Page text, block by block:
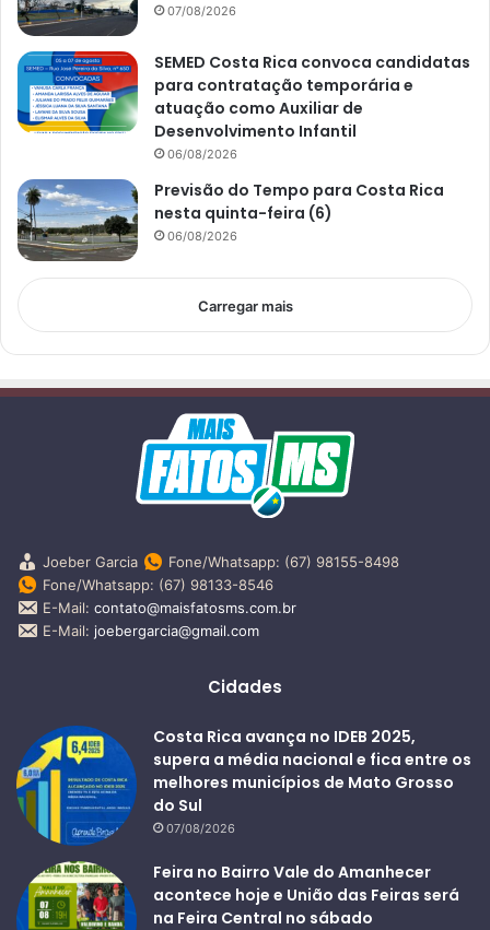
07/08/2026
SEMED Costa Rica convoca candidatas
para contratação temporária e
atuação como Auxiliar de
Desenvolvimento Infantil
06/08/2026
Previsão do Tempo para Costa Rica
nesta quinta-feira (6)
06/08/2026
Carregar mais
Joeber Garcia
Fone/Whatsapp: (67) 98155-8498
Fone/Whatsapp: (67) 98133-8546
E-Mail: contato@maisfatosms.com.br
E-Mail: joebergarcia@gmail.com
Cidades
Costa Rica avança no IDEB 2025,
supera a média nacional e fica entre os
melhores municípios de Mato Grosso
do Sul
07/08/2026
Feira no Bairro Vale do Amanhecer
acontece hoje e União das Feiras será
na Feira Central no sábado